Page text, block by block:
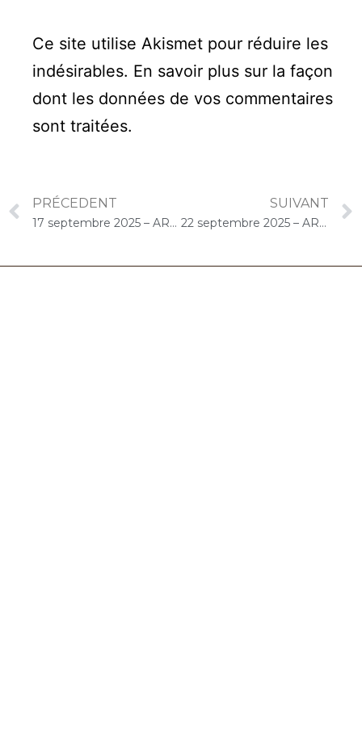
Ce site utilise Akismet pour réduire les
indésirables. En savoir plus sur la façon
dont les données de vos commentaires
sont traitées.
PRÉCEDENT
17 septembre 2025 – ARPAVIE L’Avenue aux Moines (Limours) : Concert « Gelato-Cello Solo »
SUIVANT
22 septembre 2025 – ARPAVIE Jean Rostand (Athis-Mons) : Concert « Gelato-Cello Solo »